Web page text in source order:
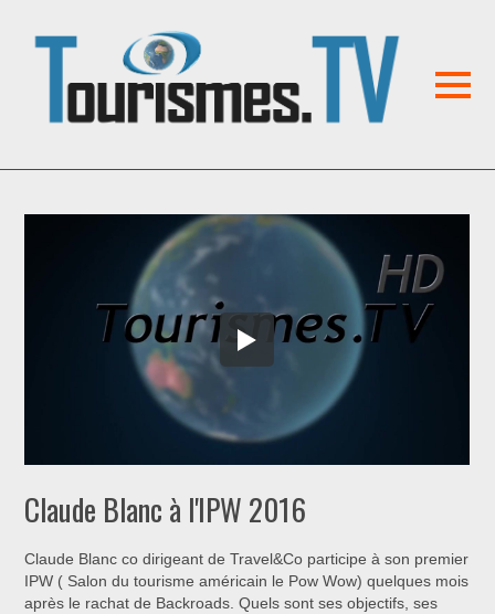
Claude Blanc à l'IPW 2016
Claude Blanc co dirigeant de Travel&Co participe à son premier
IPW ( Salon du tourisme américain le Pow Wow) quelques mois
après le rachat de Backroads. Quels sont ses objectifs, ses